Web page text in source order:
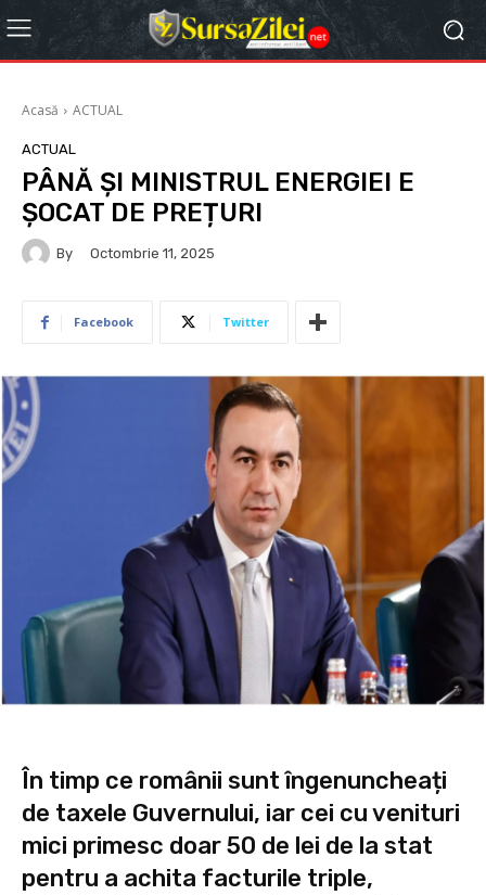
Acasă ACTUAL
ACTUAL
PÂNĂ ȘI MINISTRUL ENERGIEI E
ȘOCAT DE PREȚURI
By Octombrie 11, 2025
Facebook Twitter
În timp ce românii sunt îngenuncheați
de taxele Guvernului, iar cei cu venituri
mici primesc doar 50 de lei de la stat
pentru a achita facturile triple,